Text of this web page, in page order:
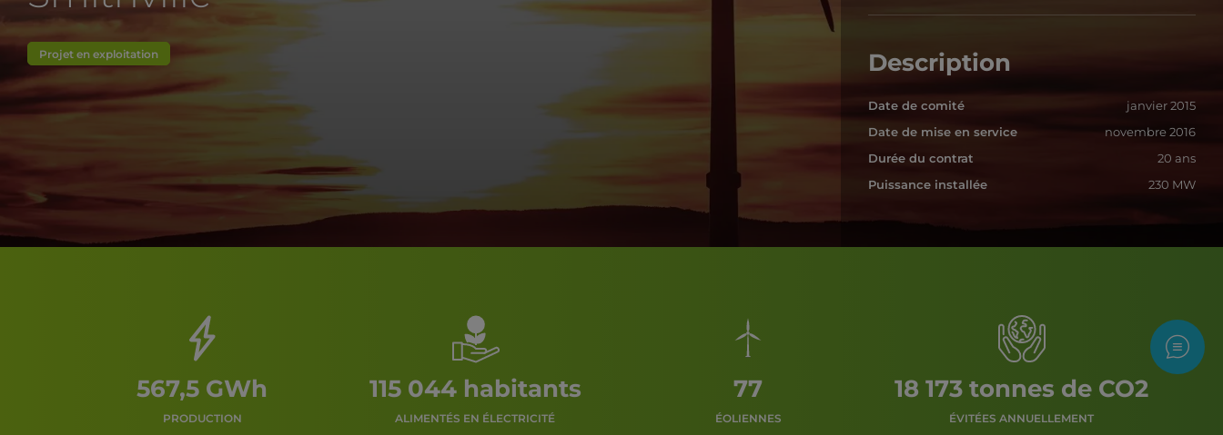
Projet en exploitation Description
Date de comité
janvier 2015
Date de mise en service
novembre 2016
Durée du contrat
20 ans
Puissance installée
230 MW
Nous
567,5 GWh
PRODUCTION
115 044 habitants
ALIMENTÉS EN ÉLECTRICITÉ
77
ÉOLIENNES
18 173 tonnes de CO2
ÉVITÉES ANNUELLEMENT